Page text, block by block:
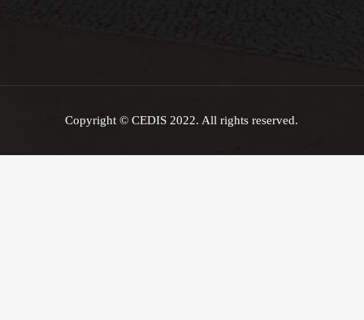
Copyright © CEDIS 2022. All rights reserved.